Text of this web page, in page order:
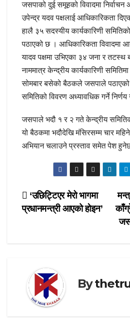
जसपाको दुई समूहको विवादमा
उपेन्द्र यदव पक्षलाई आधिकारिकता
हालै ३५ सदस्यीय कार्यकारिणी
पठाएको छ । आधिकारिकता विवादमा
यादव पक्षमा उभिएका ३४ जना र तटस्थ
नाममात्र केन्द्रीय कार्यकारिणी
सोमबार बसेको बैठकले जसपाले पठाएको
समितिको विवरण अध्यावधिक गर्ने
जसपाले भदौ १ र २ गते केन्द्रीय
यो बैठकमा भदौदेखि मंसिरसम्म चार
अभियान चलाउने प्रस्ताव समेत पेश
Post
navigation
‘उछिट्टिएर मेरो भागमा
प्रधानमन्त्री आएको होइन’
By